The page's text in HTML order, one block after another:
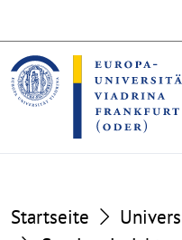
the
content
section
the
footer
section
Startseite